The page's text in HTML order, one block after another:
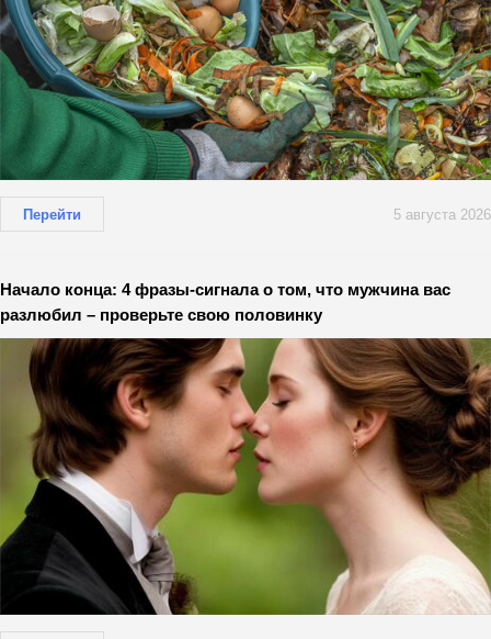
Перейти 5 августа 2026
Начало конца: 4 фразы-сигнала о том, что мужчина вас
разлюбил – проверьте свою половинку